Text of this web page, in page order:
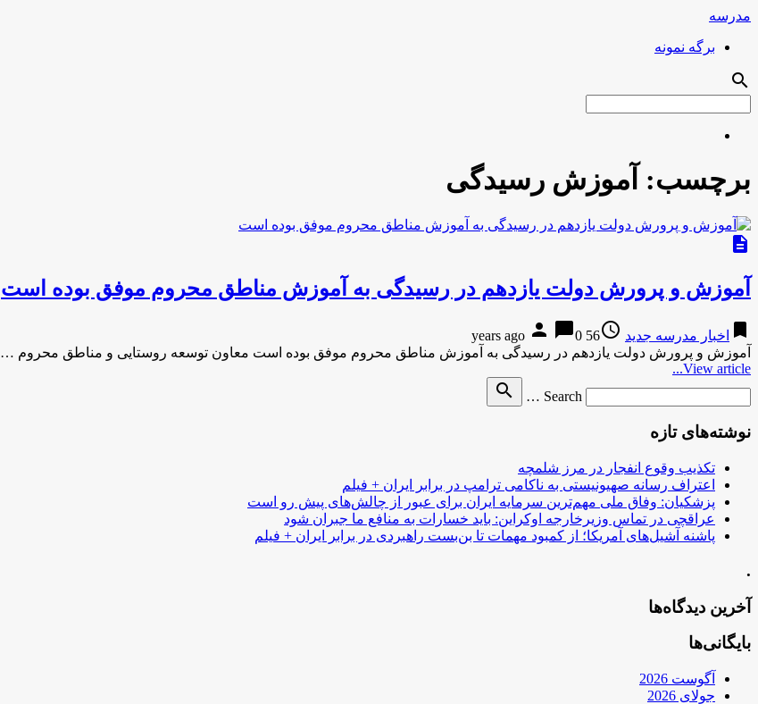
مدرسه
برگه نمونه
search
برچسب: آموزش رسیدگی
description
آموزش و پرورش دولت یازدهم در رسیدگی به آموزش مناطق محروم موفق بوده است
bookmark اخبار مدرسه جدید access_time
56 years ago
person chat_bubble0
آموزش و پرورش دولت یازدهم در رسیدگی به آموزش مناطق محروم موفق بوده است معاون توسعه روستایی و مناطق محروم …
View article...
Search …
search
نوشته‌های تازه
تکذیب وقوع انفجار در مرز شلمچه
اعتراف رسانه صهیونیستی به ناکامی ترامپ در برابر ایران + فیلم
پزشکیان: وفاق ملی مهم‌ترین سرمایه ایران برای عبور از چالش‌های پیش رو است
عراقچی در تماس وزیرخارجه اوکراین: باید خسارات به منافع ما جبران شود
پاشنه آشیل‌های آمریکا؛ از کمبود مهمات تا بن‌بست راهبردی در برابر ایران + فیلم
.
آخرین دیدگاه‌ها
بایگانی‌ها
آگوست 2026
جولای 2026